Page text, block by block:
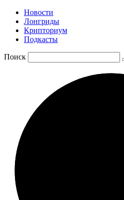
Новости
Лонгриды
Крипториум
Подкасты
Поиск